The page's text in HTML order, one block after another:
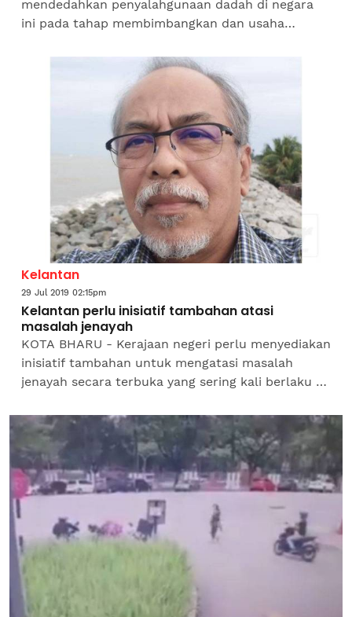
mendedahkan penyalahgunaan dadah di negara
ini pada tahap membimbangkan dan usaha
termasuk usaha membanterasnya...
Kelantan
29 Jul 2019 02:15pm
Kelantan perlu inisiatif tambahan atasi
masalah jenayah
KOTA BHARU - Kerajaan negeri perlu menyediakan
inisiatif tambahan untuk mengatasi masalah
jenayah secara terbuka yang sering kali berlaku di
politik, Mohd...